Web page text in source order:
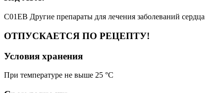
C01EB Другие препараты для лечения заболеваний сердца
ОТПУСКАЕТСЯ ПО РЕЦЕПТУ!
Условия хранения
При температуре не выше 25 °C